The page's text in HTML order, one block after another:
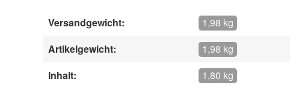
Versandgewicht:
1,98 kg
Artikelgewicht:
1,98 kg
Inhalt:
1,80 kg